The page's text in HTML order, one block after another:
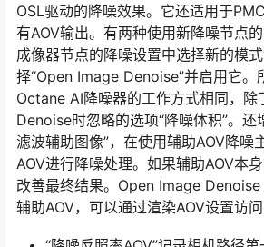
OSL驱动的降噪效果。它还适用于
有AOV输出。有两种使用新降噪节点
成像器节点的降噪设置中选择新的模
择“Open Image Denoise”并启用它。
Octane AI降噪器的工作方式相同，
Denoise时忽略的选项“降噪体积”。还
滤波辅助图像”，在使用辅助AOV降噪
AOV进行降噪处理。如果辅助AOV本
改善最终结果。Open Image Denoise
辅助AOV，可以通过渲染AOV设置访问